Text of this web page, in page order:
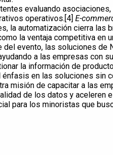
evaluando
operativos.[4] E-
la automatización cierra las
la ventaja competitiva en
del evento, las soluciones de
a las empresas con
la información de
en las soluciones sin
misión de capacitar a las
de los datos y aceleren
para los minoristas que